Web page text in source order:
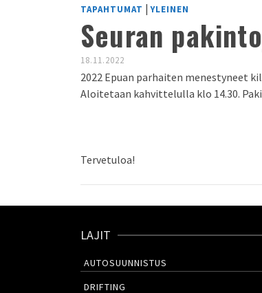
TAPAHTUMAT |YLEINEN
Seuran
18.11.2022
2022 Epuan parhaiten menestyneet
Aloitetaan kahvittelulla klo 14.30.
Tervetuloa!
LAJIT
AUTOSUUNNISTUS
DRIFTING